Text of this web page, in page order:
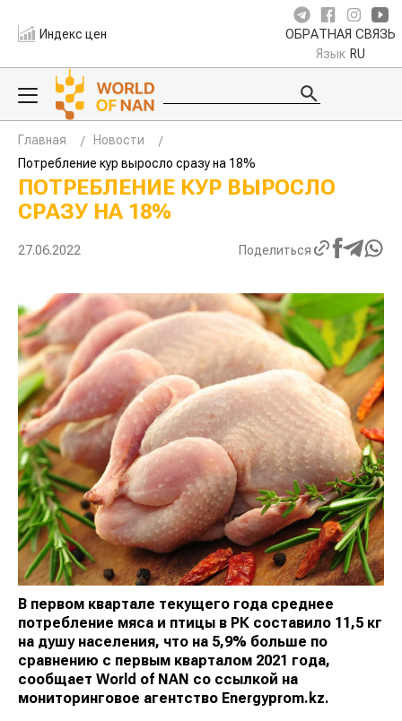
Индекс цен ОБРАТНАЯ СВЯЗЬ
Язык RU
Главная
Новости
Потребление кур выросло сразу на 18%
ПОТРЕБЛЕНИЕ КУР ВЫРОСЛО
СРАЗУ НА 18%
27.06.2022 Поделиться
В первом квартале текущего года среднее
потребление мяса и птицы в РК составило 11,5 кг
на душу населения, что на 5,9% больше по
сравнению с первым кварталом 2021 года,
сообщает World of NAN со ссылкой на
мониторинговое агентство Energyprom.kz.